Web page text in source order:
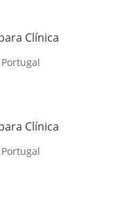
Clínica
Clínica